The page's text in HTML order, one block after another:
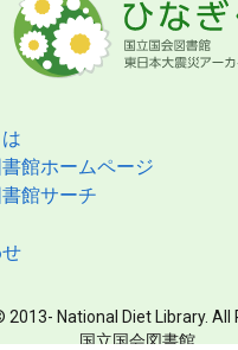
館ホームページ
館サーチ
National Diet Library. All